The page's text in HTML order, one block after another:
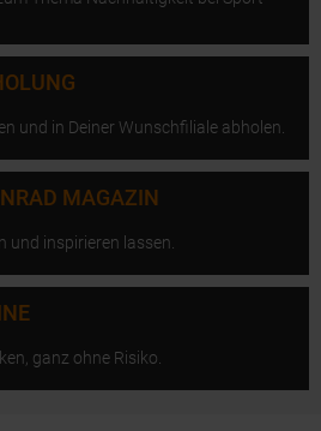
und in Deiner Wunschfiliale abholen.
MAGAZIN
und inspirieren lassen.
ganz ohne Risiko.